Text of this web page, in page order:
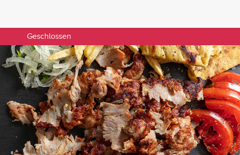
Geschlossen